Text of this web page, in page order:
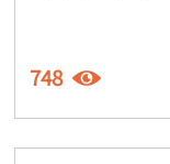
748